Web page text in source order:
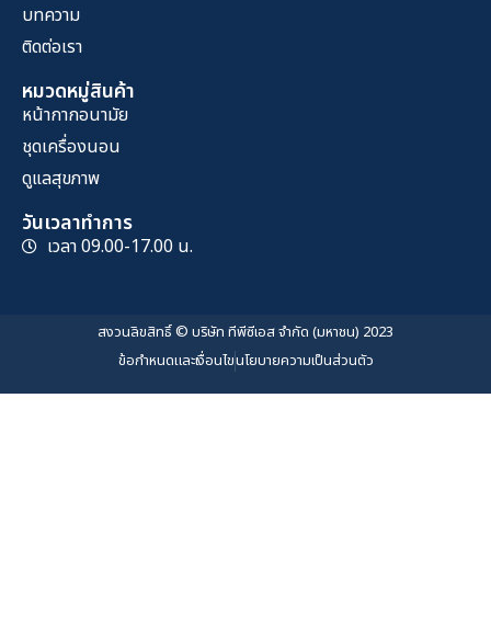
บทความ
ติดต่อเรา
หมวดหมู่สินค้า
หน้ากากอนามัย
ชุดเครื่องนอน
ดูแลสุขภาพ
วันเวลาทำการ
เวลา 09.00-17.00 น.
สงวนลิขสิทธิ์ © บริษัท ทีพีซีเอส จำกัด (มหาชน) 2023
ข้อกำหนดและเงื่อนไขนโยบายความเป็นส่วนตัว